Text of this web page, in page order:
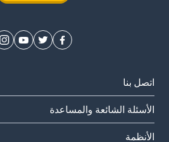
اتصل بنا
الأسئلة الشائعة والمساعدة
الأنظمة